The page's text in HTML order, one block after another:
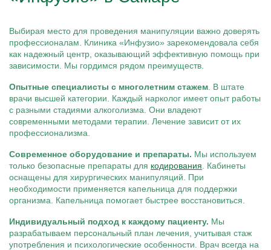
Выбирая место для проведения манипуляции важно доверять
профессионалам. Клиника «Инфузио» зарекомендовала себя
как надежный центр, оказывающий эффективную помощь при
зависимости. Мы гордимся рядом преимуществ.
Опытные специалисты с многолетним стажем . В штате
врачи высшей категории. Каждый нарколог имеет опыт работы
с разными стадиями алкоголизма. Они владеют
современными методами терапии. Лечение зависит от их
профессионализма.
Современное оборудование и препараты. Мы используем
только безопасные препараты для кодирования . Кабинеты
оснащены для хирургических манипуляций. При
необходимости применяется капельница для поддержки
организма. Капельница помогает быстрее восстановиться.
Индивидуальный подход к каждому пациенту. Мы
разрабатываем персональный план лечения, учитывая стаж
употребления и психологические особенности. Врач всегда на